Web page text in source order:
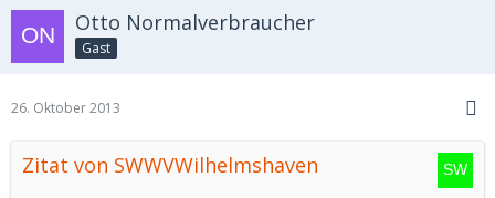
Otto Normalverbraucher
Gast
26. Oktober 2013
Zitat von SWWVWilhelmshaven